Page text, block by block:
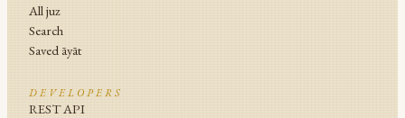
All juz
Search
Saved āyāt
DEVELOPERS
REST API